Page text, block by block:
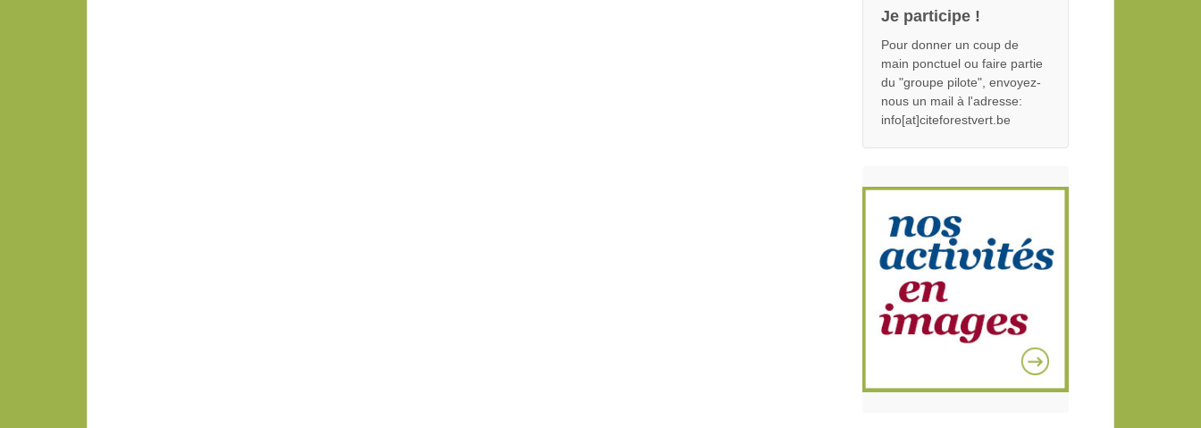
Je participe !
Pour donner un coup de
main ponctuel ou faire partie
du "groupe pilote", envoyez-
nous un mail à l'adresse:
info[at]citeforestvert.be